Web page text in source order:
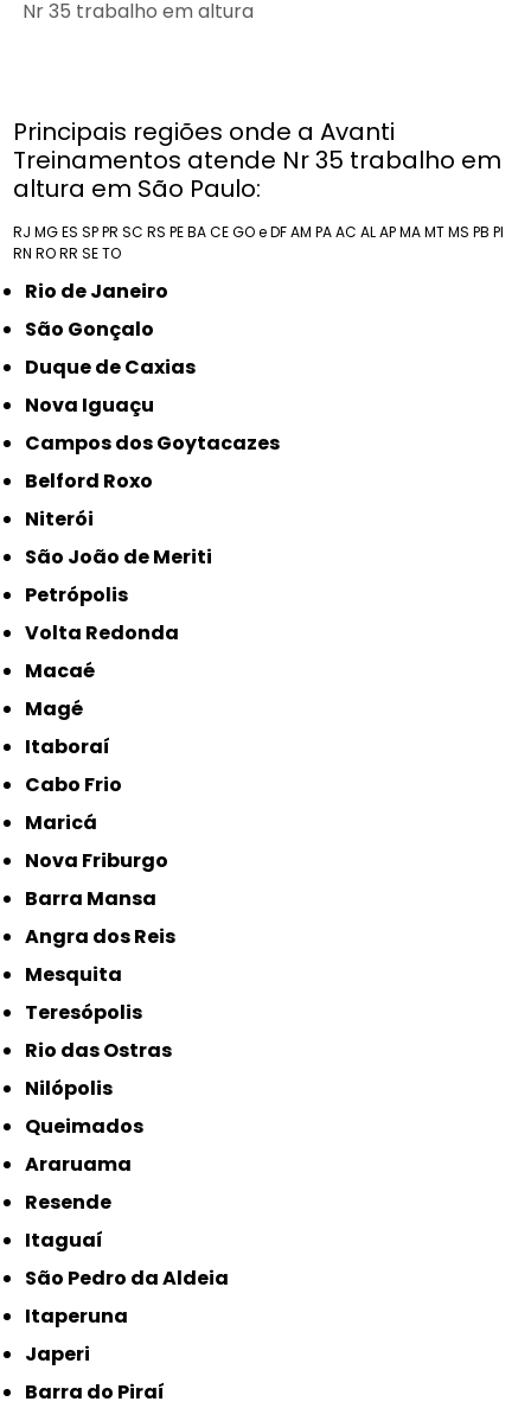
Nr 35 trabalho em altura
Principais regiões onde a Avanti
Treinamentos atende Nr 35 trabalho em
altura em São Paulo:
RJ MGES SPPR SC RS PEBACEGO e DFAM PAAC ALAPMAMTMS PB PI
RN RORR SETO
Rio de Janeiro
São Gonçalo
Duque de Caxias
Nova Iguaçu
Campos dos Goytacazes
Belford Roxo
Niterói
São João de Meriti
Petrópolis
Volta Redonda
Macaé
Magé
Itaboraí
Cabo Frio
Maricá
Nova Friburgo
Barra Mansa
Angra dos Reis
Mesquita
Teresópolis
Rio das Ostras
Nilópolis
Queimados
Araruama
Resende
Itaguaí
São Pedro da Aldeia
Itaperuna
Japeri
Barra do Piraí